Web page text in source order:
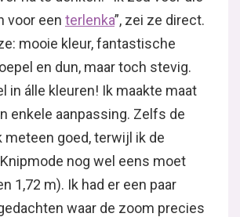
voor een terlenka”, zei ze direct.
mooie kleur, fantastische
en dun, maar toch stevig.
in álle kleuren! Ik maakte maat
enkele aanpassing. Zelfs de
meteen goed, terwijl ik de
nog wel eens moet
1,72 m). Ik had er een paar
waar de zoom precies